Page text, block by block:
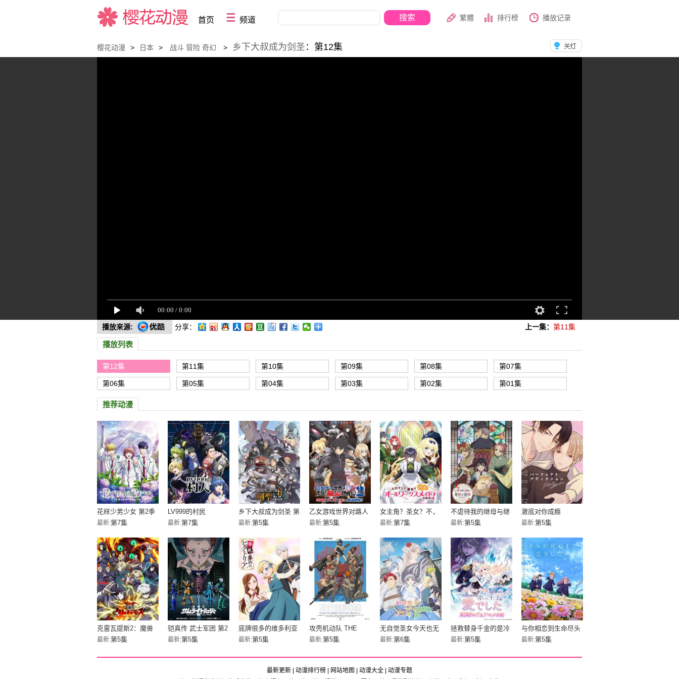
首页 频道 繁體 排行榜 播放记录
樱花动漫 > 日本 > 战斗 冒险 奇幻 > 乡下大叔成为剑圣 ：第12集
播放来源: 分享： 上一集： 第11集
播放列表
第12集 第11集 第10集 第09集 第08集 第07集
第06集 第05集 第04集 第03集 第02集 第01集
推荐动漫
花样少男少女 第2季
最新:第7集
LV999的村民
最新:第7集
乡下大叔成为剑圣 第
二季
最新:第5集
乙女游戏世界对路人
角色很不友好 第二季
最新:第5集
女主角？圣女？不，
我是杂役女仆（自
最新:第7集
不虐待我的继母与继
姐
最新:第5集
澈底对你成瘾
最新:第5集
克雷瓦提斯2：魔兽
之王与虚伪的勇者传
最新:第5集
铠真传 武士军团 第2
部分
最新:第5集
底牌很多的维多利亚
最新:第5集
攻壳机动队 THE
GHOST IN THE
最新:第5集
无自觉圣女今天也无
意识地释放力量
最新:第6集
拯救替身千金的是冷
酷无情冰之王子的爱
最新:第5集
与你相恋到生命尽头
最新:第5集
最新更新 动漫排行榜 网站地图 动漫大全
动漫专题